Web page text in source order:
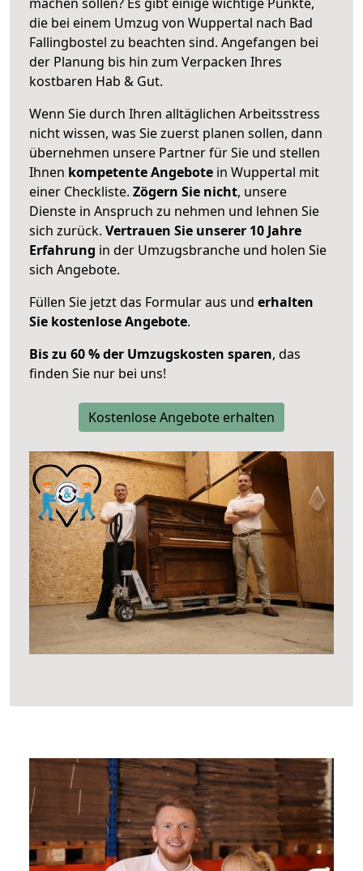
die bei einem Umzug von Wuppertal nach Bad
Fallingbostel zu beachten sind. Angefangen bei
der Planung bis hin zum Verpacken Ihres
kostbaren Hab & Gut.
Wenn Sie durch Ihren alltäglichen Arbeitsstress
nicht wissen, was Sie zuerst planen sollen, dann
übernehmen unsere Partner für Sie und stellen
Ihnen kompetente Angebote in Wuppertal mit
einer Checkliste. Zögern Sie nicht, unsere
Dienste in Anspruch zu nehmen und lehnen Sie
sich zurück. Vertrauen Sie unserer 10 Jahre
Erfahrung in der Umzugsbranche und holen Sie
sich Angebote.
Füllen Sie jetzt das Formular aus und erhalten
Sie kostenlose Angebote.
Bis zu 60 % der Umzugskosten sparen, das
finden Sie nur bei uns!
Kostenlose Angebote erhalten